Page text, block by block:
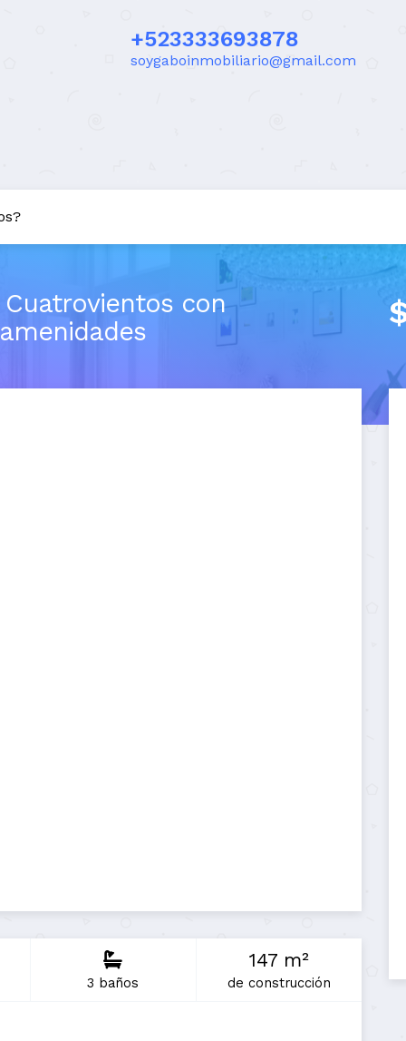
+523333693878
soygaboinmobiliario@gmail.com
con
3 baños
147 m²
de construcción